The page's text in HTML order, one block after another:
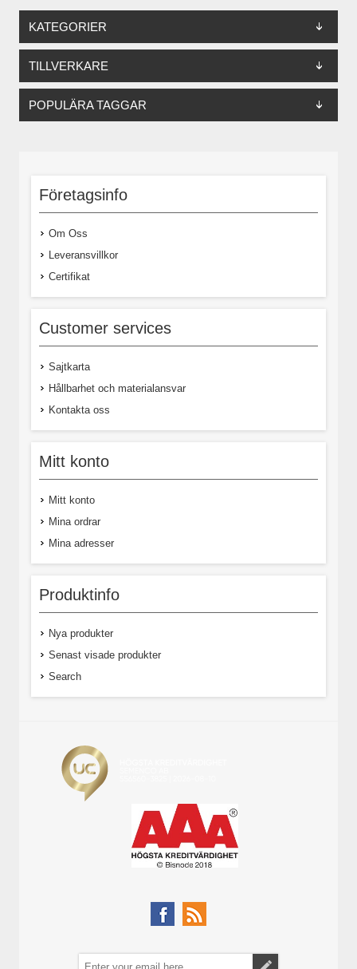
KATEGORIER
TILLVERKARE
POPULÄRA TAGGAR
Företagsinfo
Om Oss
Leveransvillkor
Certifikat
Customer services
Sajtkarta
Hållbarhet och materialansvar
Kontakta oss
Mitt konto
Mitt konto
Mina ordrar
Mina adresser
Produktinfo
Nya produkter
Senast visade produkter
Search